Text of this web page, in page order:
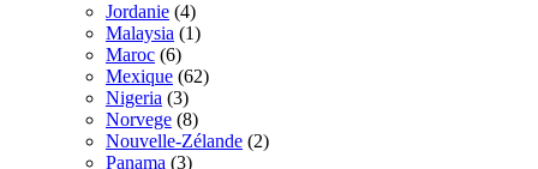
Jordanie (4)
Malaysia (1)
Maroc (6)
Mexique (62)
Nigeria (3)
Norvege (8)
Nouvelle-Zélande (2)
Panama (3)